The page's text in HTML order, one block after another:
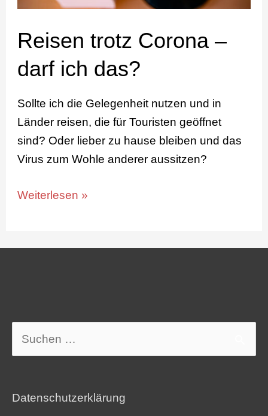
Reisen trotz Corona –
darf ich das?
Sollte ich die Gelegenheit nutzen und in
Länder reisen, die für Touristen geöffnet
sind? Oder lieber zu hause bleiben und das
Virus zum Wohle anderer aussitzen?
Weiterlesen »
Suchen
nach:
Datenschutzerklärung